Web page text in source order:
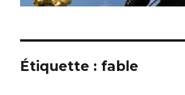
Étiquette : fable